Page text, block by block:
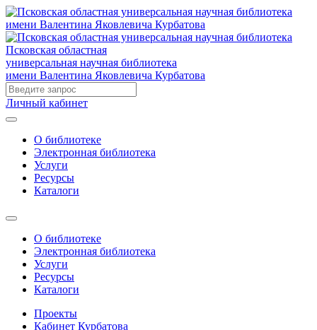
Псковская областная
универсальная научная библиотека
имени Валентина Яковлевича Курбатова
Личный кабинет
О библиотеке
Электронная библиотека
Услуги
Ресурсы
Каталоги
О библиотеке
Электронная библиотека
Услуги
Ресурсы
Каталоги
Проекты
Кабинет Курбатова